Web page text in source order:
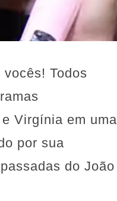
Todos
Virgínia em uma
por sua
do João